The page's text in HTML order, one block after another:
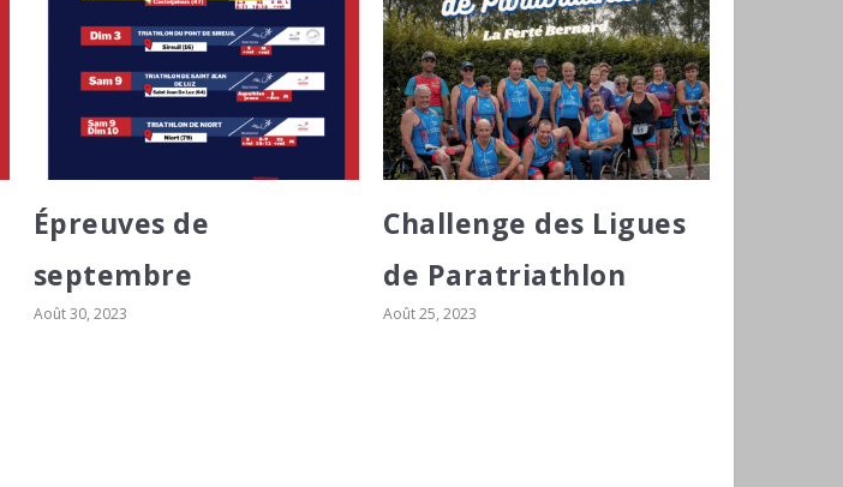
Épreuves de
septembre
Août 30, 2023
Challenge des Ligues
de Paratriathlon
Août 25, 2023